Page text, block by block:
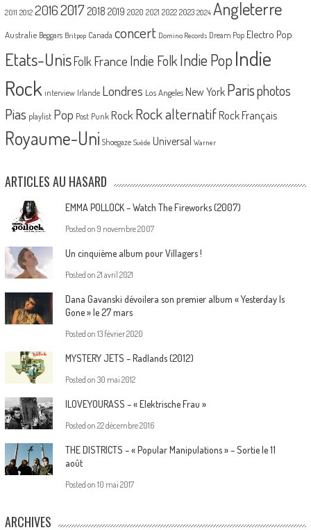
2011 2012 20162017 2018 2019 2020 2021 2022 2023 2024 Angleterre
Australie Beggars Britpop Canada concert Domino Records Dream Pop Electro Pop
Etats-UnisFolk France Indie Folk Indie PopIndie
Rock interview Irlande Londres Los Angeles New York Parisphotos
Pias playlist Pop Post Punk Rock Rock alternatif Rock Français
Royaume-Uni Shoegaze Suède Universal Warner
ARTICLES AU HASARD
EMMA POLLOCK – Watch The Fireworks (2007)
Posted on 9 novembre 2007
Un cinquième album pour Villagers !
Posted on 21 avril 2021
Dana Gavanski dévoilera son premier album « Yesterday Is
Gone » le 27 mars
Posted on 13 février 2020
MYSTERY JETS – Radlands (2012)
Posted on 30 mai 2012
ILOVEYOURASS – « Elektrische Frau »
Posted on 22 décembre 2016
THE DISTRICTS – « Popular Manipulations » – Sortie le 11
août
Posted on 10 mai 2017
ARCHIVES